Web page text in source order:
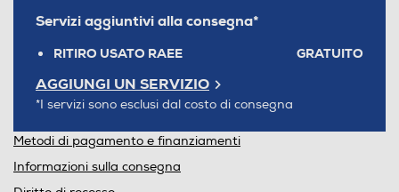
Servizi aggiuntivi alla consegna*
RITIRO USATO RAEE GRATUITO
AGGIUNGI UN SERVIZIO
*I servizi sono esclusi dal costo di consegna
Metodi di pagamento e finanziamenti
Informazioni sulla consegna